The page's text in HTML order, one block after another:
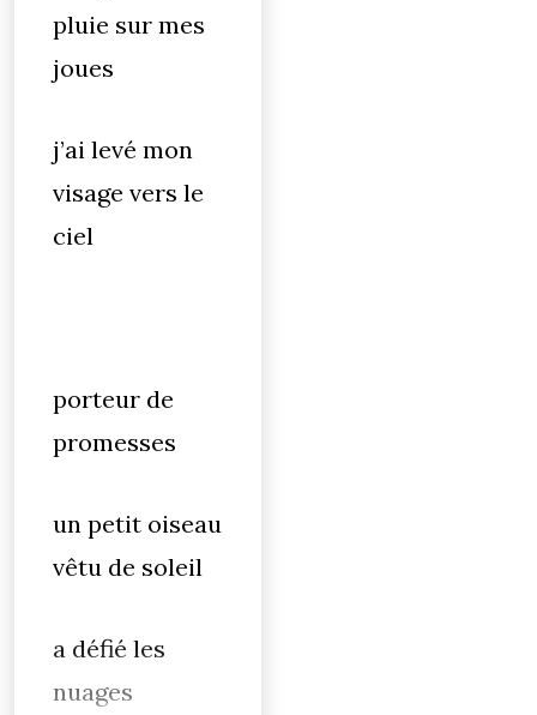
pluie sur mes
joues
j’ai levé mon
visage vers le
ciel
porteur de
promesses
un petit oiseau
vêtu de soleil
a défié les
nuages